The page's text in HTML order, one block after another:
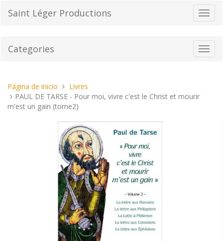
el
de
Saint Léger Productions
Categories
Estas
aquí:
Página de inicio
Livres
PAUL DE TARSE - Pour moi, vivre c'est le Christ et mourir
m'est un gain (tome2)